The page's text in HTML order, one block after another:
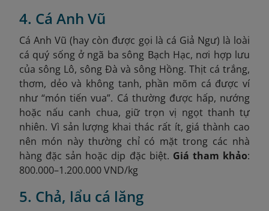
4. Cá Anh Vũ
Cá Anh Vũ (hay còn được gọi là cá Giả Ngư) là loài
cá quý sống ở ngã ba sông Bạch Hạc, nơi hợp lưu
của sông Lô, sông Đà và sông Hồng. Thịt cá trắng,
thơm, dẻo và không tanh, phần mõm cá được ví
như “món tiến vua”. Cá thường được hấp, nướng
hoặc nấu canh chua, giữ trọn vị ngọt thanh tự
nhiên. Vì sản lượng khai thác rất ít, giá thành cao
nên món này thường chỉ có mặt trong các nhà
hàng đặc sản hoặc dịp đặc biệt. Giá tham khảo:
800.000–1.200.000 VND/kg
5. Chả, lẩu cá lăng